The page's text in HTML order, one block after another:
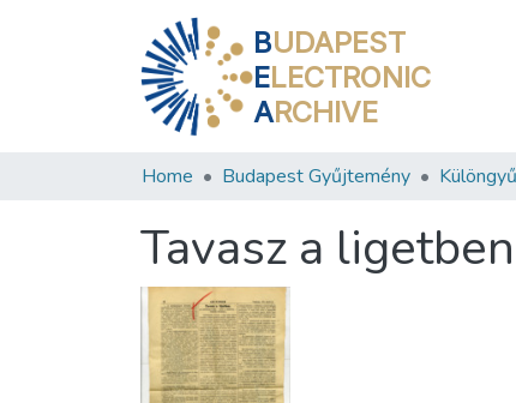
BUDAPEST
ELECTRONIC
ARCHIVE
Home Budapest Gyűjtemény
Tavasz a ligetben